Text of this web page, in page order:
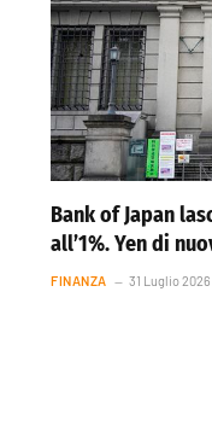
Bank of Japan
all’1%. Yen di
FINANZA 31 Luglio 2026